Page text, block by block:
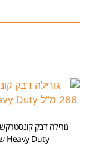
Heavy Duty שקוף